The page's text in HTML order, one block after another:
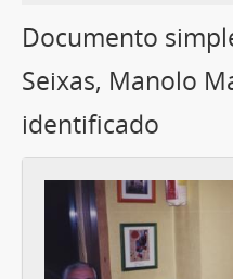
Documento
Seixas, Manolo
identificado